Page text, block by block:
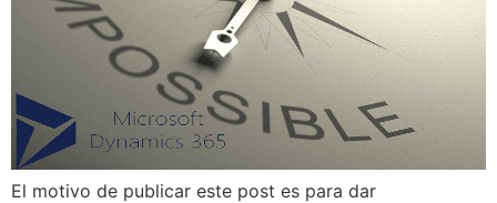
El motivo de publicar este post es para dar